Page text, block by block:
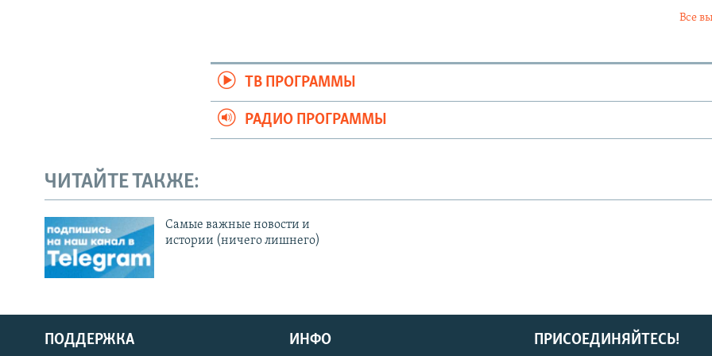
Все
ТВ ПРОГРАММЫ
РАДИО ПРОГРАММЫ
ЧИТАЙТЕ ТАКЖЕ:
Cамые важные новости и
истории (ничего лишнего)
ПРИСОЕДИНЯЙТЕСЬ!
ПОДДЕРЖКА ИНФО